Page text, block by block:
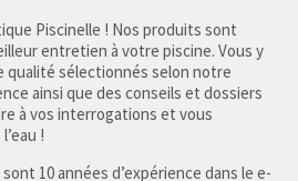
Piscinelle ! Nos produits sont
entretien à votre piscine. Vous y
qualité sélectionnés selon notre
ainsi que des conseils et dossiers
à vos interrogations et vous
!
10 années d’expérience dans le e-